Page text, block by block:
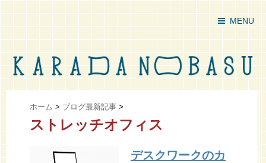
MENU
ホーム > ブログ最新記事 >
ストレッチオフィス
デスクワークのカ